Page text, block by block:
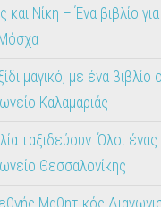
και Νίκη – Ένα βιβλίο
μαγικό, με ένα βιβλίο
Καλαμαριάς
ταξιδεύουν. Όλοι
Θεσσαλονίκης
Μαθητικός